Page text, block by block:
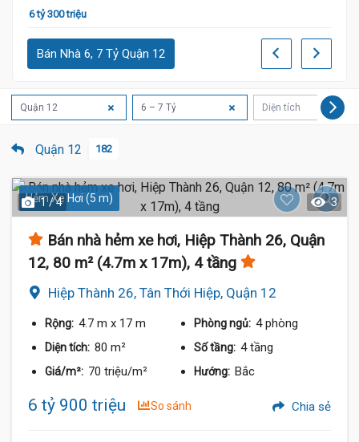
6 tỷ 300 triệu
Bán Nhà 6, 7 Tỷ Quận 12
Quận 12 6 – 7 Tỷ Diện tích
Quận 12 182
Hẻm Xe Hơi (5 m)
1 / 4 3
Bán nhà hẻm xe hơi, Hiệp Thành 26, Quận
12, 80 m² (4.7m x 17m), 4 tầng
Hiệp Thành 26, Tân Thới Hiệp, Quận 12
Rộng: 4.7 m x 17 m Phòng ngủ: 4 phòng
Diện tích: 80 m² Số tầng: 4 tầng
Giá/m²: 70 triệu/m² Hướng: Bắc
6 tỷ 900 triệu So sánh Chia sẻ